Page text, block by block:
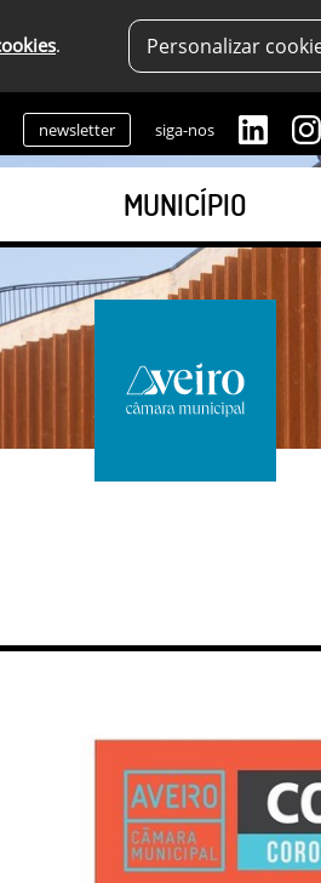
. Personalizar
newsletter siga-nos
MUNICÍPIO